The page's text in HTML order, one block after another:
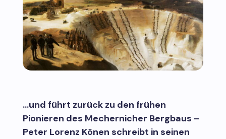
…und führt zurück zu den frühen
Pionieren des Mechernicher Bergbaus –
Peter Lorenz Könen schreibt in seinen